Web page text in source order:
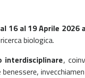
16 al 19 Aprile 2026
biologica.
interdisciplinare,